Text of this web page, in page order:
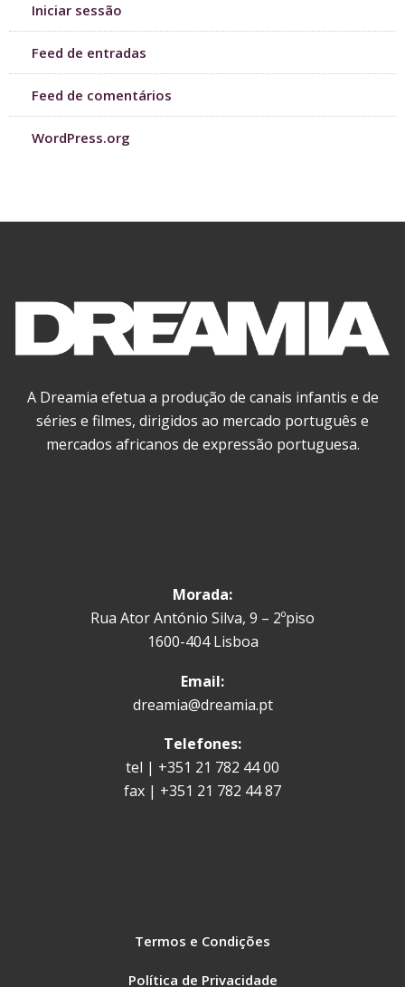
Iniciar sessão
Feed de entradas
Feed de comentários
WordPress.org
A Dreamia efetua a produção de canais infantis e de
séries e filmes, dirigidos ao mercado português e
mercados africanos de expressão portuguesa.
Morada:
Rua Ator António Silva, 9 – 2ºpiso
1600-404 Lisboa
Email:
dreamia@dreamia.pt
Telefones:
tel | +351 21 782 44 00
fax | +351 21 782 44 87
Termos e Condições
Política de Privacidade